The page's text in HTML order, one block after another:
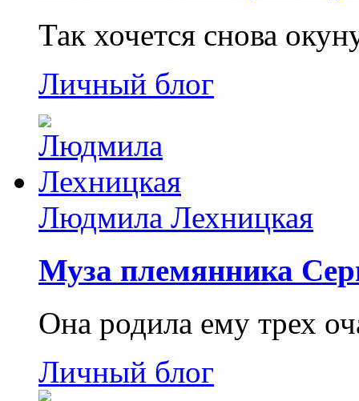
Так хочется снова
Личный блог
Людмила Лехницкая
Муза племянника
Она родила ему трех
Личный блог